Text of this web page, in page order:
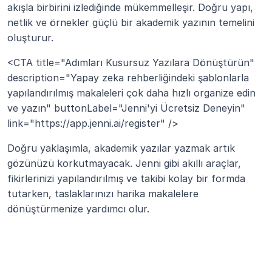
akışla birbirini izlediğinde mükemmelleşir. Doğru yapı,
netlik ve örnekler güçlü bir akademik yazının temelini
oluşturur.
<CTA title="Adımları Kusursuz Yazılara Dönüştürün"
description="Yapay zeka rehberliğindeki şablonlarla
yapılandırılmış makaleleri çok daha hızlı organize edin
ve yazın" buttonLabel="Jenni'yi Ücretsiz Deneyin"
link="https://app.jenni.ai/register" />
Doğru yaklaşımla, akademik yazılar yazmak artık
gözünüzü korkutmayacak. Jenni gibi akıllı araçlar,
fikirlerinizi yapılandırılmış ve takibi kolay bir formda
tutarken, taslaklarınızı harika makalelere
dönüştürmenize yardımcı olur.